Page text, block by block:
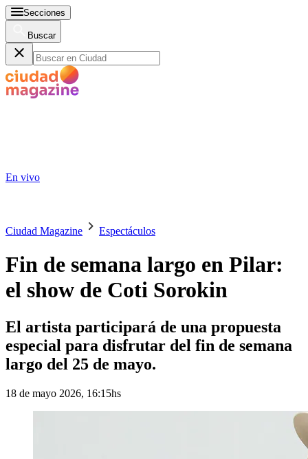
Secciones
Buscar
En vivo
Ciudad Magazine Espectáculos
Fin de semana largo en Pilar:
el show de Coti Sorokin
El artista participará de una propuesta
especial para disfrutar del fin de semana
largo del 25 de mayo.
18 de mayo 2026, 16:15hs